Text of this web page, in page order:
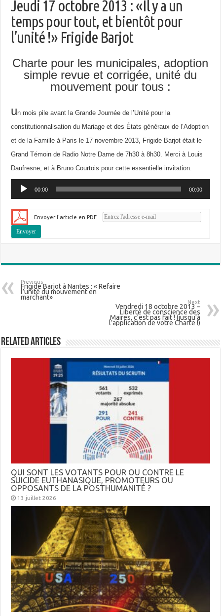
Jeudi 17 octobre 2013 : «Il y a un
temps pour tout, et bientôt pour
l’unité !» Frigide Barjot
Charte pour les municipales, adoption
simple revue et corrigée, unité du
mouvement pour tous :
un mois pile avant la Grande Journée de l’Unité pour la
constitutionnalisation du Mariage et des États généraux de l’Adoption
et de la Famille à Paris le 17 novembre 2013, Frigide Barjot était le
Grand Témoin de Radio Notre Dame de 7h30 à 8h30. Merci à Louis
Daufresne, et à Bruno Courtois pour cette essentielle invitation.
Lecteur
audio
00:00 00:00
Envoyer l'article en PDF
Previous
Frigide Barjot à Nantes : « Refaire
l’unité du mouvement en
marchant»
Next
Vendredi 18 octobre 2013 –
Liberté de conscience des
Maires, c’est pas fait ! (jusqu’à
l’application de votre Charte !)
Related Articles
QUI SONT LES VOTANTS POUR OU CONTRE LE
SUICIDE EUTHANASIQUE, PROMOTEURS OU
OPPOSANTS DE LA POSTHUMANITÉ ?
13 juillet 2026